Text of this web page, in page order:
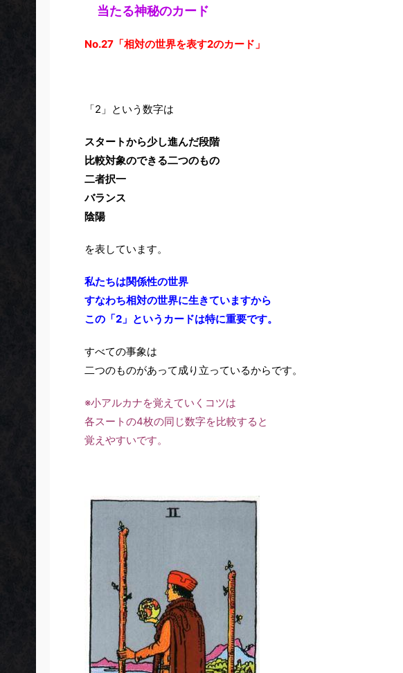
当たる神秘のカード
No.27「相対の世界を表す2のカード」
「2」という数字は
スタートから少し進んだ段階
比較対象のできる二つのもの
二者択一
バランス
陰陽
を表しています。
私たちは関係性の世界
すなわち相対の世界に生きていますから
この「2」というカードは特に重要です。
すべての事象は
二つのものがあって成り立っているからです。
※小アルカナを覚えていくコツは
各スートの4枚の同じ数字を比較すると
覚えやすいです。